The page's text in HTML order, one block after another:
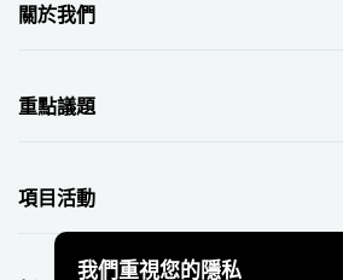
關於我們
重點議題
項目活動
我們重視您的隱私